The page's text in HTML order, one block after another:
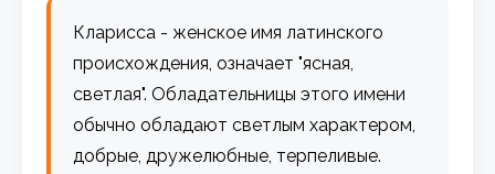
Кларисса - женское имя латинского
происхождения, означает "ясная,
светлая". Обладательницы этого имени
обычно обладают светлым характером,
добрые, дружелюбные, терпеливые.